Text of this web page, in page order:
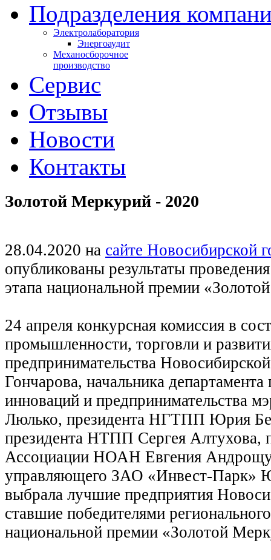
Подразделения
Электролаборатория
Энергоаудит
Механосборочное
производство
Сервис
Отзывы
Новости
Контакты
Золотой Меркурий - 2020
28.04.2020 на сайте Новосибирской
опубликованы результаты
этапа национальной премии
24 апреля конкурсная комиссия в
промышленности, торговли и
предпринимательства
Гончарова, начальника
инноваций и предпринимательства
Люлько, президента НГТПП Юрия
президента НТПП Сергея Алтухова,
Ассоциации НОАН Евгения
управляющего ЗАО «Инвест-Парк»
выбрала лучшие предприятия
ставшие победителями
национальной премии «Золотой